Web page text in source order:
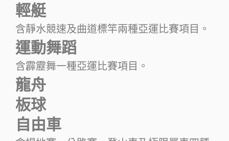
輕艇
含靜水競速及曲道標竿兩種亞運比賽項目。
運動舞蹈
含霹靂舞一種亞運比賽項目。
龍舟
板球
自由車